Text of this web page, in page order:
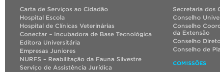
Carta de Serviços ao Cidadão
Hospital Escola
Hospital de Clínicas Veterinárias
Conectar – Incubadora de Base Tecnológica
Editora Universitária
Empresas Juniores
NURFS – Reabilitação da Fauna Silvestre
Serviço de Assistência Jurídica
Secretaria dos
Conselho
Conselho
da Extensão
Conselho
Conselho de
COMISSÕES